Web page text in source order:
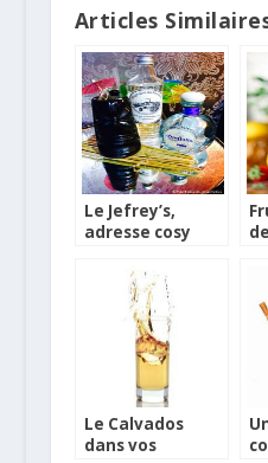
Articles
Le Jefrey’s,
adresse cosy
bons cocktails
Le Calvados
dans vos